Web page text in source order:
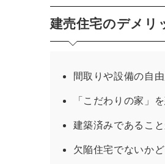
建売住宅のデメリ
間取りや設備の自
「こだわりの家」
建築済みであるこ
欠陥住宅でないか